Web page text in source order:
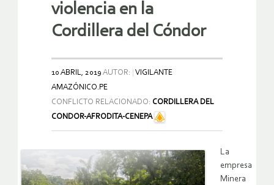
violencia en la
Cordillera del Cóndor
10 ABRIL, 2019 AUTOR:
VIGILANTE
AMAZÓNICO.PE
CONFLICTO RELACIONADO: CORDILLERA DEL
CONDOR-AFRODITA-CENEPA
La
empresa
Minera